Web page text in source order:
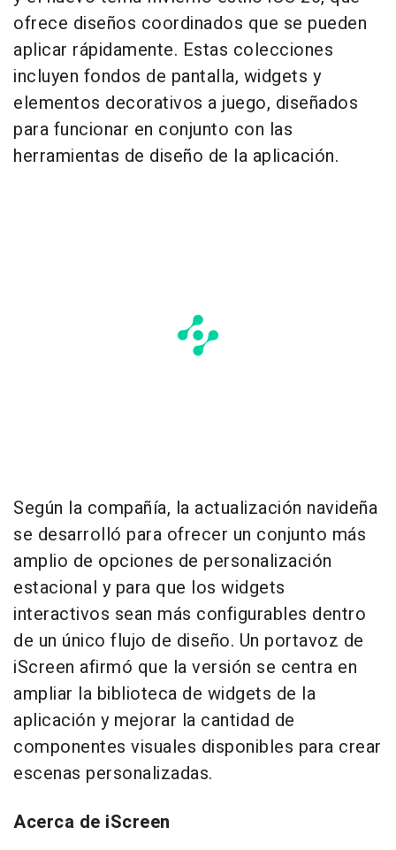
ofrece diseños coordinados que se pueden
aplicar rápidamente. Estas colecciones
incluyen fondos de pantalla, widgets y
elementos decorativos a juego, diseñados
para funcionar en conjunto con las
herramientas de diseño de la aplicación.
Según la compañía, la actualización navideña
se desarrolló para ofrecer un conjunto más
amplio de opciones de personalización
estacional y para que los widgets
interactivos sean más configurables dentro
de un único flujo de diseño. Un portavoz de
iScreen afirmó que la versión se centra en
ampliar la biblioteca de widgets de la
aplicación y mejorar la cantidad de
componentes visuales disponibles para crear
escenas personalizadas.
Acerca de iScreen